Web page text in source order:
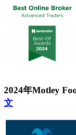
2024年Motley
文